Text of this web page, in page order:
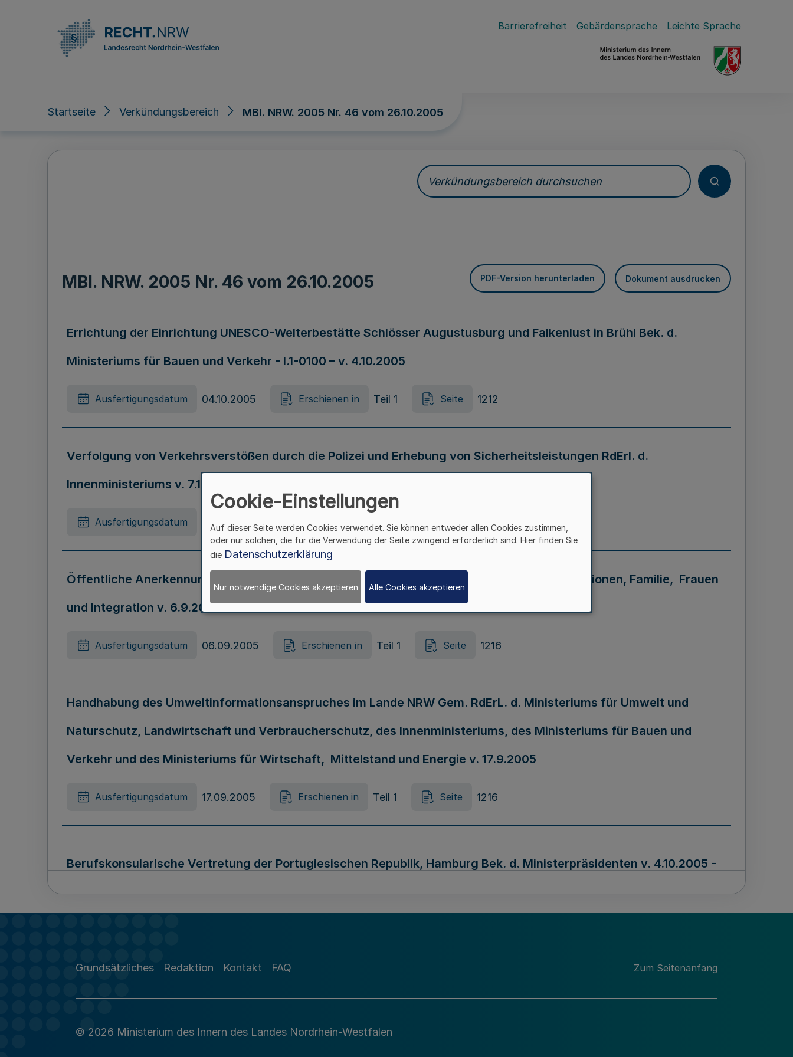
Barrierefreiheit Gebärdensprache Leichte Sprache
Startseite Verkündungsbereich MBl. NRW. 2005 Nr. 46 vom 26.10.2005
Verkündungsbereich durchsuchen
MBl. NRW. 2005 Nr. 46 vom 26.10.2005 PDF-Version herunterladen Dokument ausdrucken
Errichtung der Einrichtung UNESCO-Welterbestätte Schlösser Augustusburg und Falkenlust in Brühl Bek. d.
Ministeriums für Bauen und Verkehr - I.1-0100 – v. 4.10.2005
Ausfertigungsdatum 04.10.2005 Erschienen in Teil 1 Seite 1212
Verfolgung von Verkehrsverstößen durch die Polizei und Erhebung von Sicherheitsleistungen RdErl. d.
Innenministeriums v. 7.10.2005 - 44 – 57.04.16-3 -
Ausfertigungsdatum 07.10.2005 Erschienen in Teil 1 Seite 1212
Öffentliche Anerkennung als Träger der freien Jugendhilfe Bek. d. Ministeriums für Generationen, Familie, Frauen
und Integration v. 6.9.2005 - 324-6.08.09.04 Nr.11870/04 -
Ausfertigungsdatum 06.09.2005 Erschienen in Teil 1 Seite 1216
Handhabung des Umweltinformationsanspruches im Lande NRW Gem. RdErL. d. Ministeriums für Umwelt und
Naturschutz, Landwirtschaft und Verbraucherschutz, des Innenministeriums, des Ministeriums für Bauen und
Verkehr und des Ministeriums für Wirtschaft, Mittelstand und Energie v. 17.9.2005
Ausfertigungsdatum 17.09.2005 Erschienen in Teil 1 Seite 1216
Berufskonsularische Vertretung der Portugiesischen Republik, Hamburg Bek. d. Ministerpräsidenten v. 4.10.2005 -
III.4 03.11-2/05 -
Grundsätzliches Redaktion Kontakt FAQ Zum Seitenanfang
© 2026 Ministerium des Innern des Landes Nordrhein-Westfalen
Cookie-Einstellungen
Auf dieser Seite werden Cookies verwendet. Sie können entweder allen Cookies zustimmen,
oder nur solchen, die für die Verwendung der Seite zwingend erforderlich sind. Hier finden Sie
die Datenschutzerklärung
Nur notwendige Cookies akzeptieren Alle Cookies akzeptieren